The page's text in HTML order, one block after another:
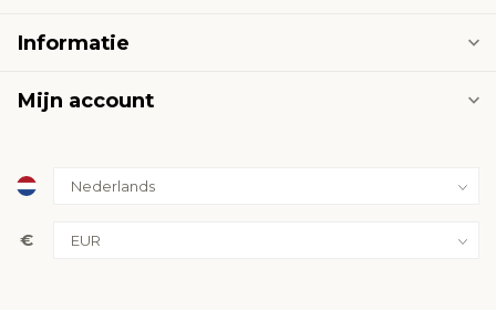
Informatie
Mijn account
€